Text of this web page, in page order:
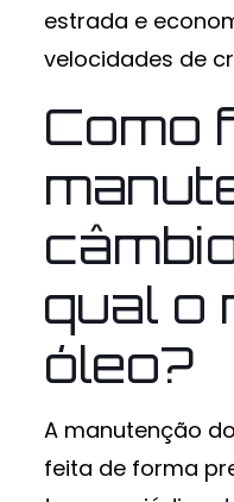
estrada e
velocidades de
Como
qual o
óleo?
A manutenção
feita de forma